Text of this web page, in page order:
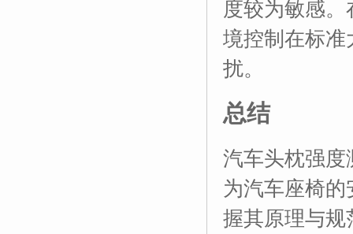
度较为敏感
境控制在标准
扰。
总结
汽车头枕强度
为汽车座椅
握其原理与规